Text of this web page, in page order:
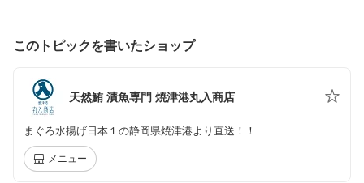
このトピックを書いたショップ
天然鮪 漬魚専門 焼津港丸入商店
まぐろ水揚げ日本１の静岡県焼津港より直送！！
メニュー